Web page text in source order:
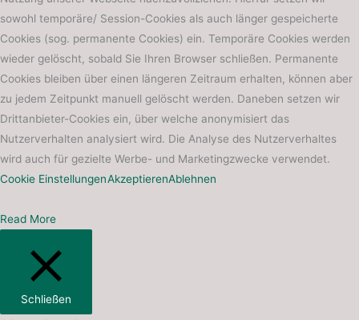
sowohl temporäre/ Session-Cookies als auch länger gespeicherte
Cookies (sog. permanente Cookies) ein. Temporäre Cookies werden
wieder gelöscht, sobald Sie Ihren Browser schließen. Permanente
Cookies bleiben über einen längeren Zeitraum erhalten, können aber
zu jedem Zeitpunkt manuell gelöscht werden. Daneben setzen wir
Drittanbieter-Cookies ein, über welche anonymisiert das
Nutzerverhalten analysiert wird. Die Analyse des Nutzerverhaltes
wird auch für gezielte Werbe- und Marketingzwecke verwendet.
Cookie EinstellungenAkzeptierenAblehnen
Read More
Schließen